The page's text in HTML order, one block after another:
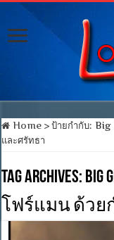
Home > ป้ายกำกับ:Big
และศรัทธา
Tag Archives: Big
โฟร์แมน ด้ว